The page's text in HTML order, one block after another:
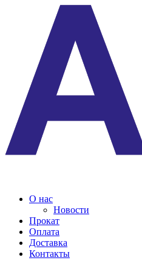
О нас
Новости
Прокат
Оплата
Доставка
Контакты